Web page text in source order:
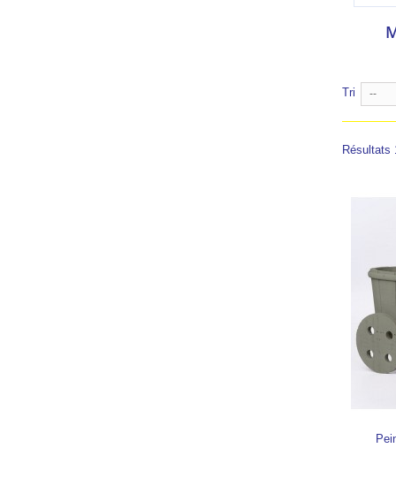
Tri --
Résultats